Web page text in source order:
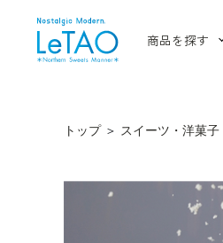
商品を探す
トップ ＞ スイーツ・洋菓子